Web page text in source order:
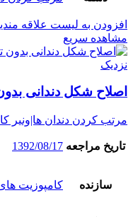
افزودن به لیست علاقه
مشاهده سریع
نزدیک
اصلاح شکل دندانی بدون
مرتب کردن دندان ها|ونیر
تاریخ مراجعه 1392/08/17
سازنده کامپوزیت